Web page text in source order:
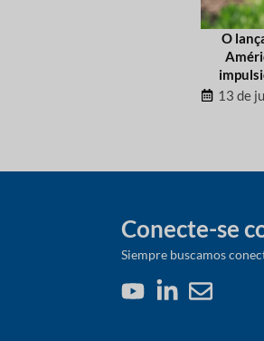
O
13 de
Conecte-se
Siempre buscamos